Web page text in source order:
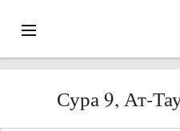
Сура 9, Ат-